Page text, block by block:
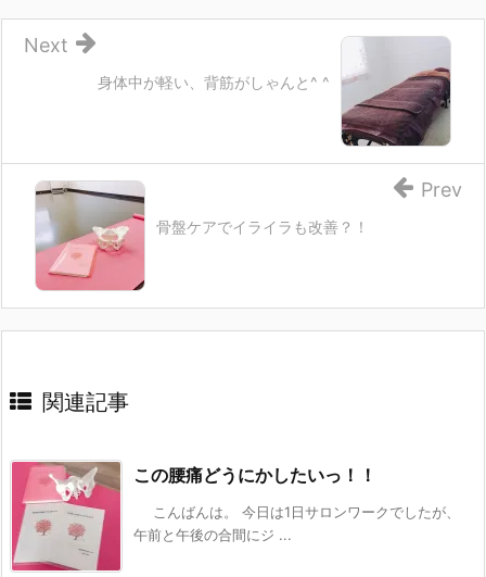
身体中が軽い、背筋がしゃんと^ ^
Next
骨盤ケアでイライラも改善？！
Prev
関連記事
この腰痛どうにかしたいっ！！
こんばんは。 今日は1日サロンワークでしたが、
午前と午後の合間にジ ...